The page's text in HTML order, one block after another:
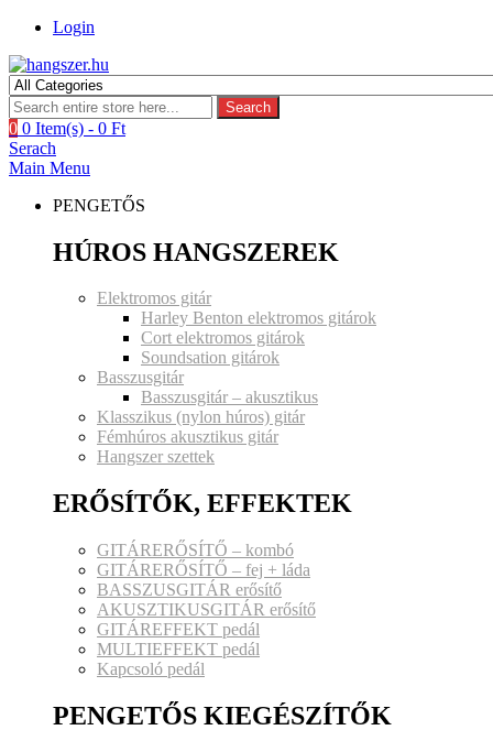
Login
Search
0 0 Item(s) - 0 Ft
Serach
Main Menu
PENGETŐS
HÚROS HANGSZEREK
Elektromos gitár
Harley Benton elektromos gitárok
Cort elektromos gitárok
Soundsation gitárok
Basszusgitár
Basszusgitár – akusztikus
Klasszikus (nylon húros) gitár
Fémhúros akusztikus gitár
Hangszer szettek
ERŐSÍTŐK, EFFEKTEK
GITÁRERŐSÍTŐ – kombó
GITÁRERŐSÍTŐ – fej + láda
BASSZUSGITÁR erősítő
AKUSZTIKUSGITÁR erősítő
GITÁREFFEKT pedál
MULTIEFFEKT pedál
Kapcsoló pedál
PENGETŐS KIEGÉSZÍTŐK